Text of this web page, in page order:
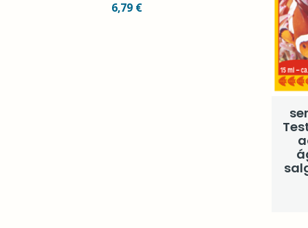
6,79 €